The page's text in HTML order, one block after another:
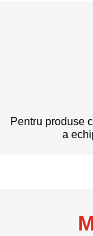
Pentru produse
a